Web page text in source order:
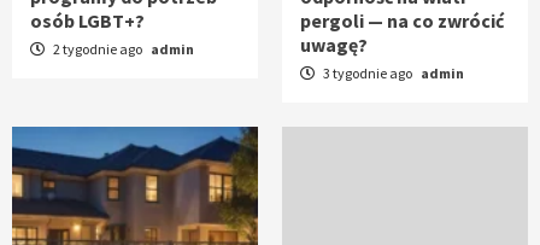
osób LGBT+?
2 tygodnie ago admin
pergoli — na co zwrócić
uwagę?
3 tygodnie ago admin